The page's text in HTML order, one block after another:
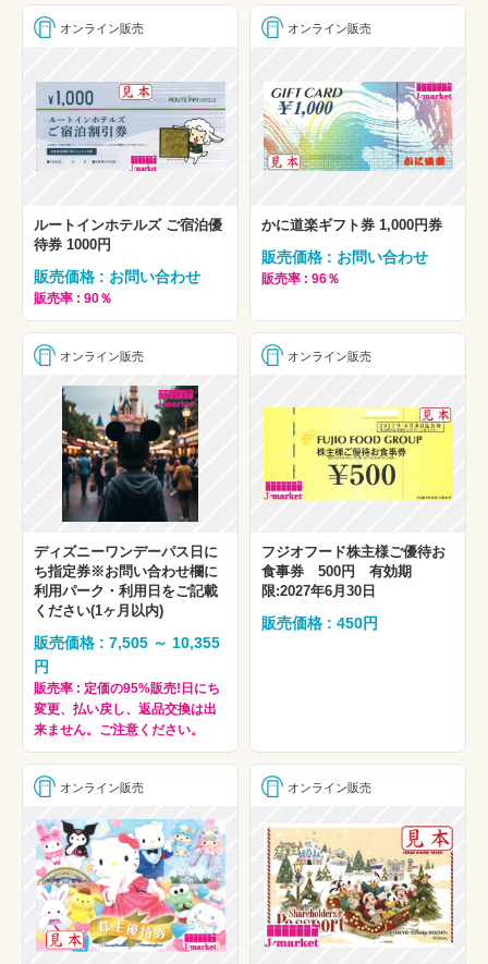
オンライン販売
ルートインホテルズ ご宿泊優
待券 1000円
販売価格 : お問い合わせ
販売率 : 90％
オンライン販売
かに道楽ギフト券 1,000円券
販売価格 : お問い合わせ
販売率 : 96％
オンライン販売
ディズニーワンデーパス日に
ち指定券※お問い合わせ欄に
利用パーク・利用日をご記載
ください(1ヶ月以内)
販売価格 : 7,505 ～ 10,355
円
販売率 : 定価の95%販売!日にち
変更、払い戻し、返品交換は出
来ません。ご注意ください。
オンライン販売
フジオフード株主様ご優待お
食事券 500円 有効期
限:2027年6月30日
販売価格 : 450円
オンライン販売 オンライン販売